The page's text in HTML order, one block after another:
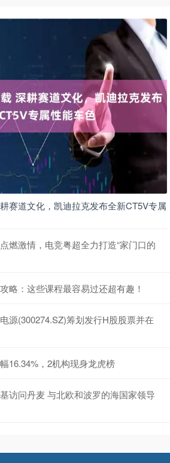
赛道文化，凯迪拉克发布全新CT5V专属
燃激情，电竞粤超全力打造“家门口的
略：这些课程最容易过还超有趣！
源(300274.SZ)筹划发行H股股票并在
16.34%，2机构现身龙虎榜
访问丹麦 与北欧和波罗的海国家领导